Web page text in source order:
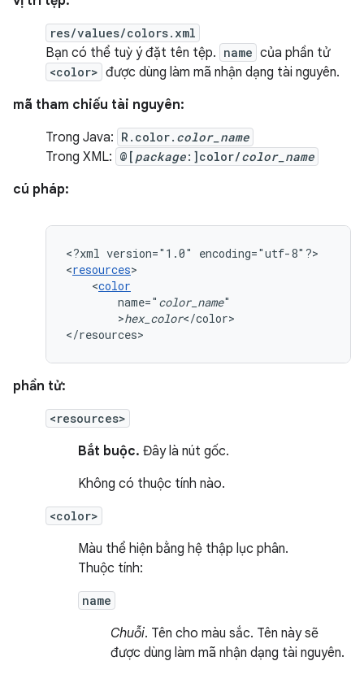
res/values/colors.xml
Bạn có thể tuỳ ý đặt tên tệp. name của phần tử
<color> được dùng làm mã nhận dạng tài nguyên.
mã tham chiếu tài nguyên:
Trong Java: R.color. color_name
Trong XML: @[ package:]color/color_name
cú pháp:
<?xml version="1.0"
encoding="utf-8"?>
<resources
<color
name=" color_name
>hex_color</color>
</resources>
phần tử:
<resources>
Bắt buộc. Đây là nút gốc.
Không có thuộc tính nào.
<color>
Màu thể hiện bằng hệ thập lục phân.
Thuộc tính:
name
Chuỗi. Tên cho màu sắc. Tên này sẽ
được dùng làm mã nhận dạng tài nguyên.